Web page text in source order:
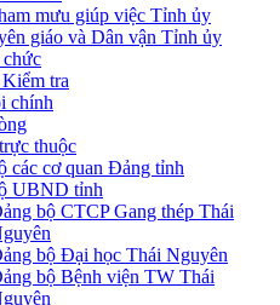
mưu giúp việc Tỉnh ủy
giáo và Dân vận Tỉnh ủy
tra
chính
thuộc
các cơ quan Đảng tỉnh
UBND tỉnh
bộ CTCP Gang thép Thái
bộ Đại học Thái Nguyên
bộ Bệnh viện TW Thái